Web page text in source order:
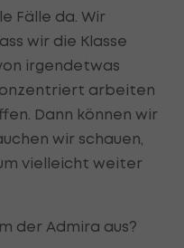
Fälle da. Wir
wir die Klasse
irgendetwas
arbeiten
Dann können wir
wir schauen,
vielleicht weiter
der Admira aus?